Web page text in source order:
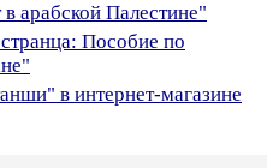
арабской Палестине"
Пособие по
в интернет-магазине